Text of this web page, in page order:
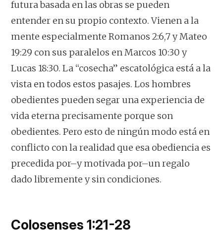
futura basada en las obras se pueden
entender en su propio contexto. Vienen a la
mente especialmente Romanos 2:6,7 y Mateo
19:29 con sus paralelos en Marcos 10:30 y
Lucas 18:30. La “cosecha” escatológica está a la
vista en todos estos pasajes. Los hombres
obedientes pueden segar una experiencia de
vida eterna precisamente porque son
obedientes. Pero esto de ningún modo está en
conflicto con la realidad que esa obediencia es
precedida por–y motivada por–un regalo
dado libremente y sin condiciones.
Colosenses 1:21-28